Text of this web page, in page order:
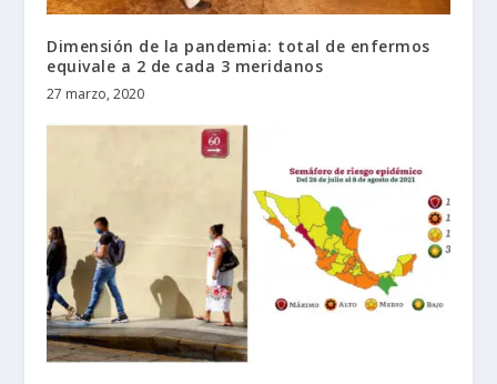
Dimensión de la pandemia: total de enfermos
equivale a 2 de cada 3 meridanos
27 marzo, 2020